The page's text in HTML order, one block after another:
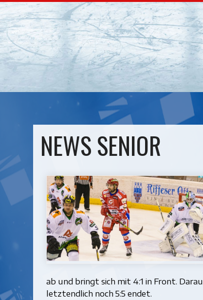
NEWS SENIOR
ab und bringt sich mit 4:1 in Front.
letztendlich noch 5:5 endet.